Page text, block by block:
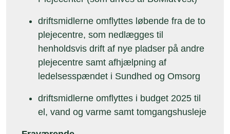
driftsmidlerne omflyttes løbende fra de to
plejecentre, som nedlægges til
henholdsvis drift af nye pladser på andre
plejecentre samt afhjælpning af
ledelsesspændet i Sundhed og Omsorg
driftsmidlerne omflyttes i budget 2025 til
el, vand og varme samt tomgangshusleje